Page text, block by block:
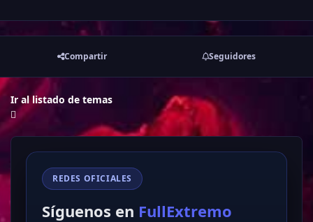
Compartir Seguidores
Ir al listado de temas
REDES OFICIALES
Síguenos en FullExtremo